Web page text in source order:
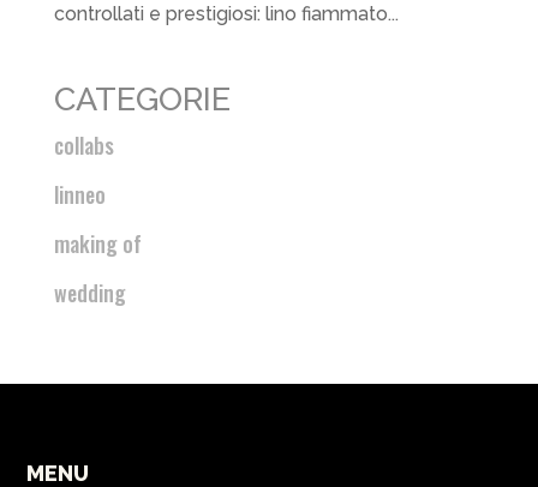
controllati e prestigiosi: lino fiammato...
CATEGORIE
collabs
linneo
making of
wedding
MENU